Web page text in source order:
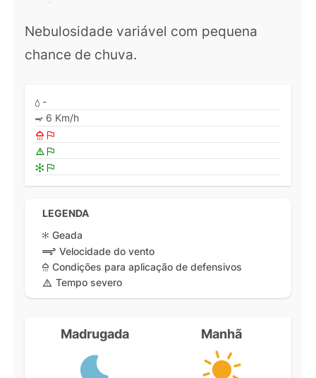
Nebulosidade variável com pequena
chance de chuva.
-
6 Km/h
LEGENDA
Geada
Velocidade do vento
Condições para aplicação de defensivos
Tempo severo
Madrugada Manhã